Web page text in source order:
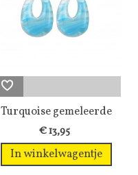
Turquoise gemeleerde
oorhangers...
€ 13,95
In winkelwagentje